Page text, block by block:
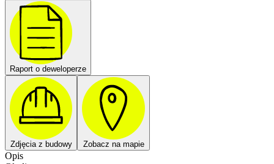
Raport o deweloperze
Zdjęcia z budowy Zobacz na mapie
Opis